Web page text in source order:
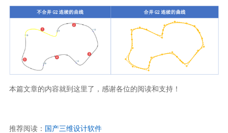
本篇文章的内容就到这里了，感谢各位的阅读和支持！
推荐阅读： 国产三维设计软件